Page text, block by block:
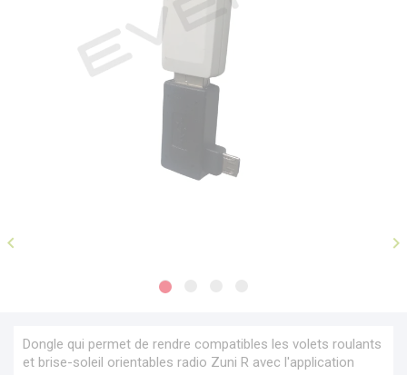
 
Dongle qui permet de rendre compatibles les volets roulants
et brise-soleil orientables radio Zuni R avec l'application